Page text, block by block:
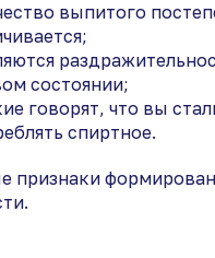
выпитого
состоянии;
говорят, что вы
спиртное.
признаки